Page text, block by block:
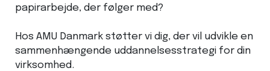
papirarbejde, der følger med?
Hos AMU Danmark støtter vi dig, der vil udvikle en
sammenhængende uddannelsesstrategi for din
virksomhed.